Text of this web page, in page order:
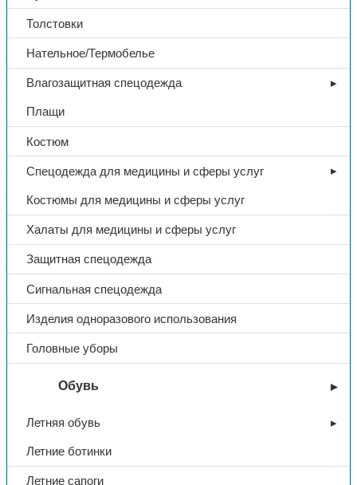
Толстовки
Нательное/Термобелье
Влагозащитная спецодежда
Плащи
Костюм
Спецодежда для медицины и сферы услуг
Костюмы для медицины и сферы услуг
Халаты для медицины и сферы услуг
Защитная спецодежда
Сигнальная спецодежда
Изделия одноразового использования
Головные уборы
Обувь
Летняя обувь
Летние ботинки
Летние сапоги
Защита рук
Краги спилковые, двупалые,
серый
363,00₽
В избранное
Категории:Защита рук,Перчатки от повышенных температур
Поделиться:
Поделиться в Telegram
Поделиться в
Whatsapp
Поделиться в Ok
Доп. информация
Тип Краги
Цвет
Тип покроя двупалые